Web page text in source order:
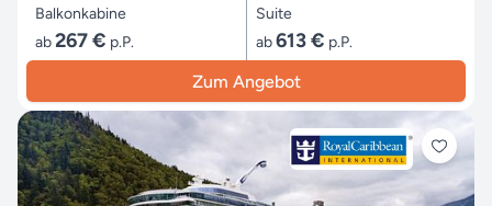
Balkonkabine
ab267 € p.P.
Suite
ab613 € p.P.
Zum Angebot